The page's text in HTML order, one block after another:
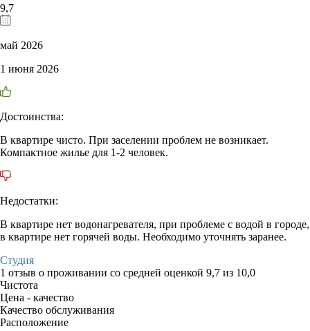
9,7
май 2026
1 июня 2026
Достоинства:
В квартире чисто. При заселении проблем не возникает.
Компактное жилье для 1-2 человек.
Недостатки:
В квартире нет водонагревателя, при проблеме с водой в городе,
в квартире нет горячей воды. Необходимо уточнять заранее.
Студия
1 отзыв о проживании со средней оценкой 9,7 из 10,0
Чистота
Цена - качество
Качество обслуживания
Расположение